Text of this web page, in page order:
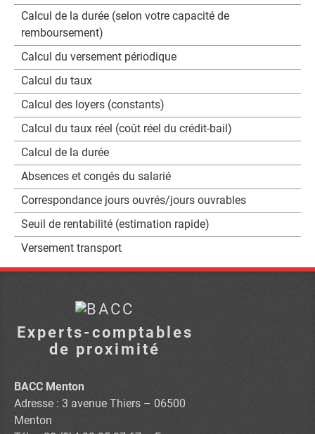
Calcul de la durée (selon votre capacité de
remboursement)
Calcul du versement périodique
Calcul du taux
Calcul des loyers (constants)
Calcul du taux réel (coût réel du crédit-bail)
Calcul de la durée
Absences et congés du salarié
Correspondance jours ouvrés/jours ouvrables
Seuil de rentabilité (estimation rapide)
Versement transport
Experts-comptables
de proximité
BACC Menton
Adresse : 3 avenue Thiers – 06500
Menton